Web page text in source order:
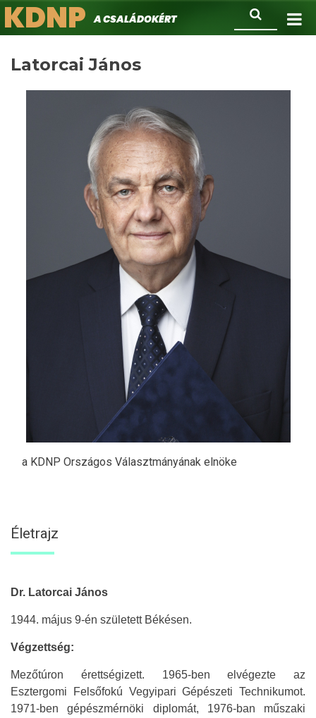
Ugrás
a
Keresés
KDNPA családokért.
Latorcai János
a KDNP Országos Választmányának elnöke
Életrajz
Dr. Latorcai János
1944. május 9-én született Békésen.
Végzettség:
Mezőtúron érettségizett. 1965-ben elvégezte az
Esztergomi Felsőfokú Vegyipari Gépészeti Technikumot.
1971-ben gépészmérnöki diplomát, 1976-ban műszaki